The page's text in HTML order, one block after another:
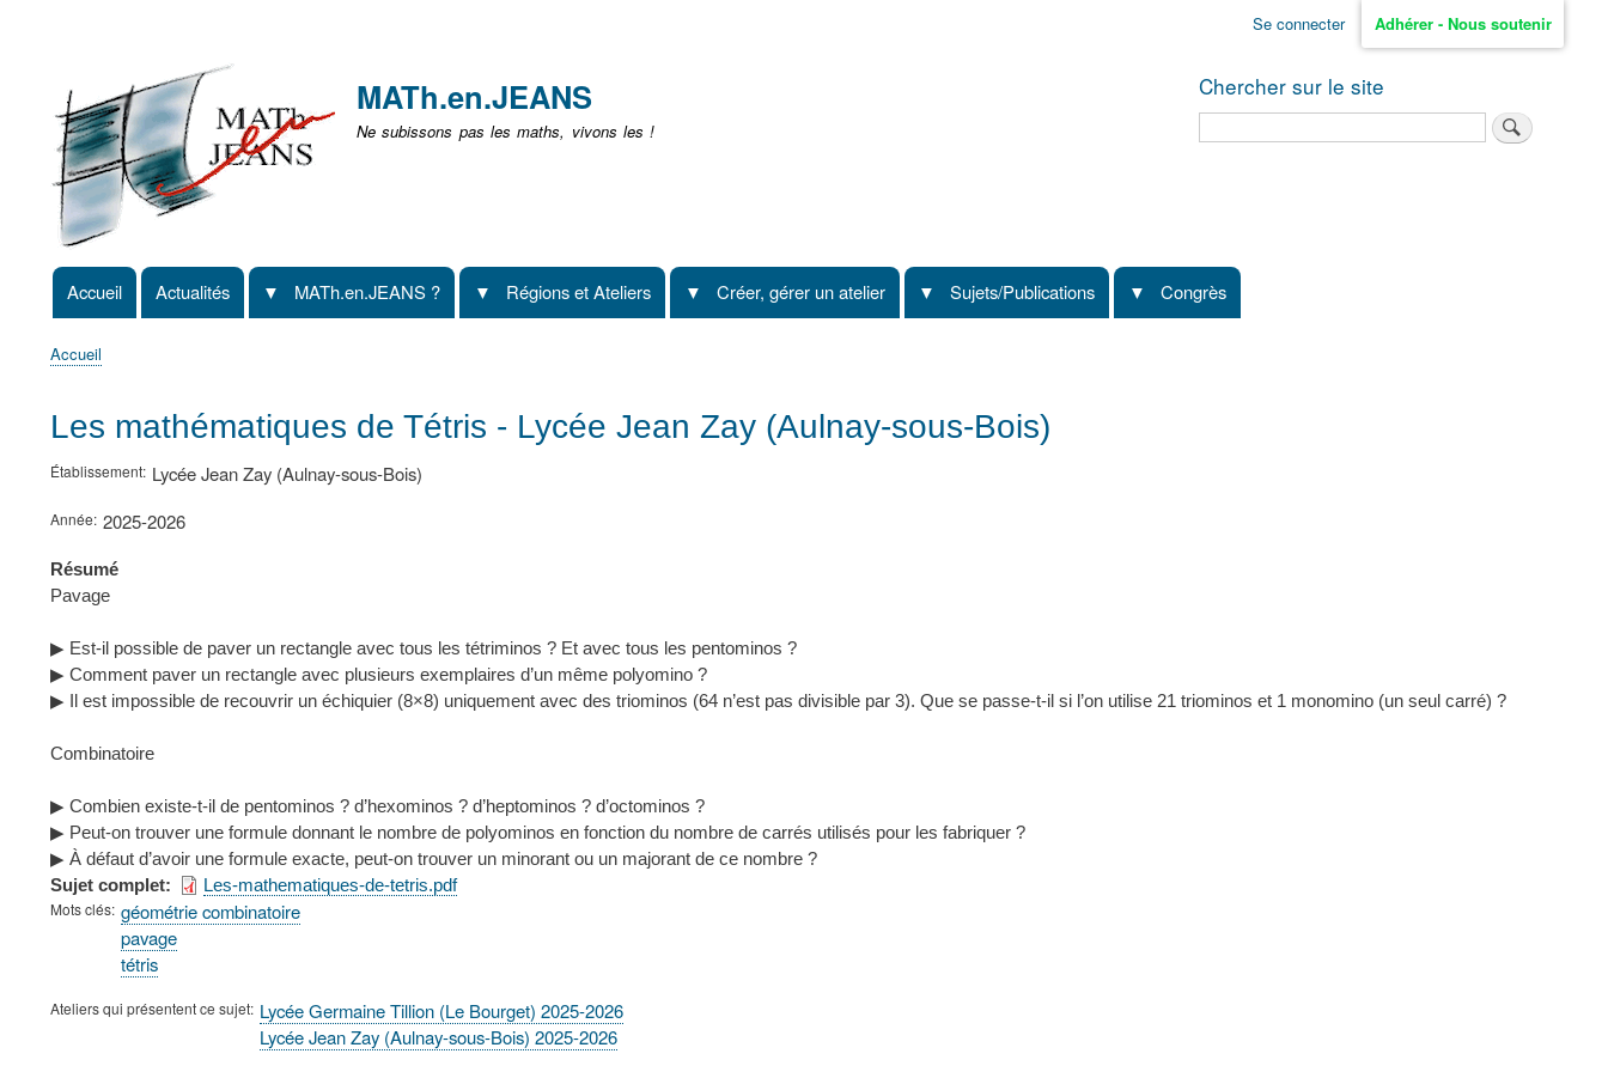
non
identifié
Se connecter Adhérer - Nous soutenir
MATh.en.JEANS
Ne subissons pas les maths, vivons les !
Chercher sur le site
Navigation
principale
Accueil Actualités MATh.en.JEANS ? Régions et Ateliers Créer, gérer un atelier Sujets/Publications Congrès
d'Ariane
Accueil
Les mathématiques de Tétris - Lycée Jean Zay (Aulnay-sous-Bois)
Établissement Lycée Jean Zay (Aulnay-sous-Bois)
Année 2025-2026
Résumé
Pavage
▶ Est-il possible de paver un rectangle avec tous les tétriminos ? Et avec tous les pentominos ?
▶ Comment paver un rectangle avec plusieurs exemplaires d’un même polyomino ?
▶ Il est impossible de recouvrir un échiquier (8×8) uniquement avec des triominos (64 n’est pas divisible par 3). Que se passe-t-il si l’on utilise 21 triominos et 1 monomino (un seul carré) ?
Combinatoire
▶ Combien existe-t-il de pentominos ? d’hexominos ? d’heptominos ? d’octominos ?
▶ Peut-on trouver une formule donnant le nombre de polyominos en fonction du nombre de carrés utilisés pour les fabriquer ?
▶ À défaut d’avoir une formule exacte, peut-on trouver un minorant ou un majorant de ce nombre ?
Sujet complet
Les-mathematiques-de-tetris.pdf
Mots clés géométrie combinatoire
pavage
tétris
Ateliers qui présentent ce sujet Lycée Germaine Tillion (Le Bourget) 2025-2026
Lycée Jean Zay (Aulnay-sous-Bois) 2025-2026